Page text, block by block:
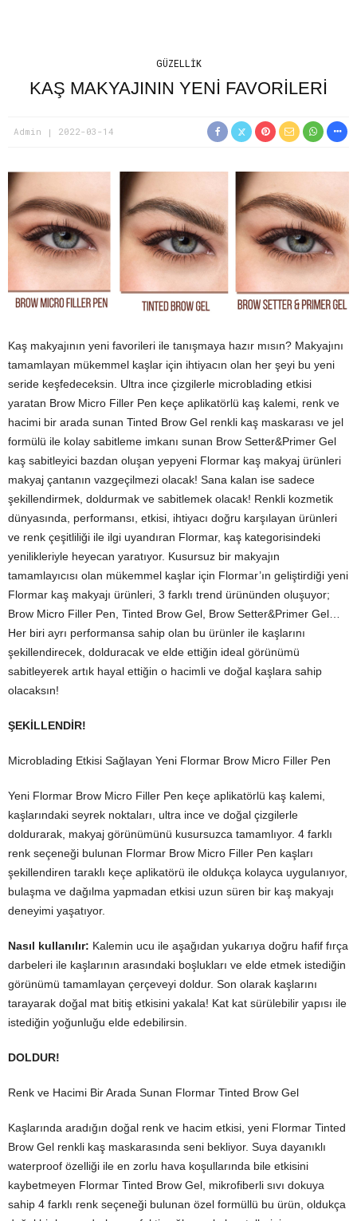
GÜZELLIK
KAŞ MAKYAJININ YENİ FAVORİLERİ
Admin 2022-03-14
Kaş makyajının yeni favorileri ile tanışmaya hazır mısın? Makyajını
tamamlayan mükemmel kaşlar için ihtiyacın olan her şeyi bu yeni
seride keşfedeceksin. Ultra ince çizgilerle microblading etkisi
yaratan Brow Micro Filler Pen keçe aplikatörlü kaş kalemi, renk ve
hacimi bir arada sunan Tinted Brow Gel renkli kaş maskarası ve jel
formülü ile kolay sabitleme imkanı sunan Brow Setter&Primer Gel
kaş sabitleyici bazdan oluşan yepyeni Flormar kaş makyaj ürünleri
makyaj çantanın vazgeçilmezi olacak! Sana kalan ise sadece
şekillendirmek, doldurmak ve sabitlemek olacak! Renkli kozmetik
dünyasında, performansı, etkisi, ihtiyacı doğru karşılayan ürünleri
ve renk çeşitliliği ile ilgi uyandıran Flormar, kaş kategorisindeki
yenilikleriyle heyecan yaratıyor. Kusursuz bir makyajın
tamamlayıcısı olan mükemmel kaşlar için Flormar’ın geliştirdiği yeni
Flormar kaş makyajı ürünleri, 3 farklı trend ürününden oluşuyor;
Brow Micro Filler Pen, Tinted Brow Gel, Brow Setter&Primer Gel…
Her biri ayrı performansa sahip olan bu ürünler ile kaşlarını
şekillendirecek, dolduracak ve elde ettiğin ideal görünümü
sabitleyerek artık hayal ettiğin o hacimli ve doğal kaşlara sahip
olacaksın!
ŞEKİLLENDİR!
Microblading Etkisi Sağlayan Yeni Flormar Brow Micro Filler Pen
Yeni Flormar Brow Micro Filler Pen keçe aplikatörlü kaş kalemi,
kaşlarındaki seyrek noktaları, ultra ince ve doğal çizgilerle
doldurarak, makyaj görünümünü kusursuzca tamamlıyor. 4 farklı
renk seçeneği bulunan Flormar Brow Micro Filler Pen kaşları
şekillendiren taraklı keçe aplikatörü ile oldukça kolayca uygulanıyor,
bulaşma ve dağılma yapmadan etkisi uzun süren bir kaş makyajı
deneyimi yaşatıyor.
Nasıl kullanılır: Kalemin ucu ile aşağıdan yukarıya doğru hafif fırça
darbeleri ile kaşlarının arasındaki boşlukları ve elde etmek istediğin
görünümü tamamlayan çerçeveyi doldur. Son olarak kaşlarını
tarayarak doğal mat bitiş etkisini yakala! Kat kat sürülebilir yapısı ile
istediğin yoğunluğu elde edebilirsin.
DOLDUR!
Renk ve Hacimi Bir Arada Sunan Flormar Tinted Brow Gel
Kaşlarında aradığın doğal renk ve hacim etkisi, yeni Flormar Tinted
Brow Gel renkli kaş maskarasında seni bekliyor. Suya dayanıklı
waterproof özelliği ile en zorlu hava koşullarında bile etkisini
kaybetmeyen Flormar Tinted Brow Gel, mikrofiberli sıvı dokuya
sahip 4 farklı renk seçeneği bulunan özel formüllü bu ürün, oldukça